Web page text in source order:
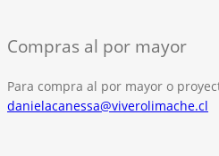
Compras al por mayor
Para compra al por mayor o
danielacanessa@viverolimache.cl